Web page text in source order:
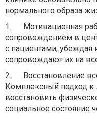
нормального образа
1.
Мотивационная
сопровождением в
с пациентами, убеждая
сопровождают их на
2.
Восстановление
Комплексный подход к
восстановить
социальное состояние